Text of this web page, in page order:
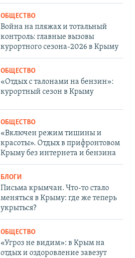
ОБЩЕСТВО
Война на пляжах и тотальный
контроль: главные вызовы
курортного сезона-2026 в Крыму
ОБЩЕСТВО
«Отдых с талонами на бензин»:
курортный сезон в Крыму
ОБЩЕСТВО
«Включен режим тишины и
красоты». Отдых в прифронтовом
Крыму без интернета и бензина
БЛОГИ
Письма крымчан. Что-то стало
меняться в Крыму: где же теперь
укрыться?
ОБЩЕСТВО
«Угроз не видим»: в Крым на
отдых и оздоровление завезут